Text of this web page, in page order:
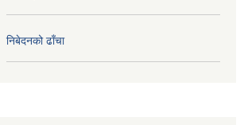
निबेदनको ढाँचा